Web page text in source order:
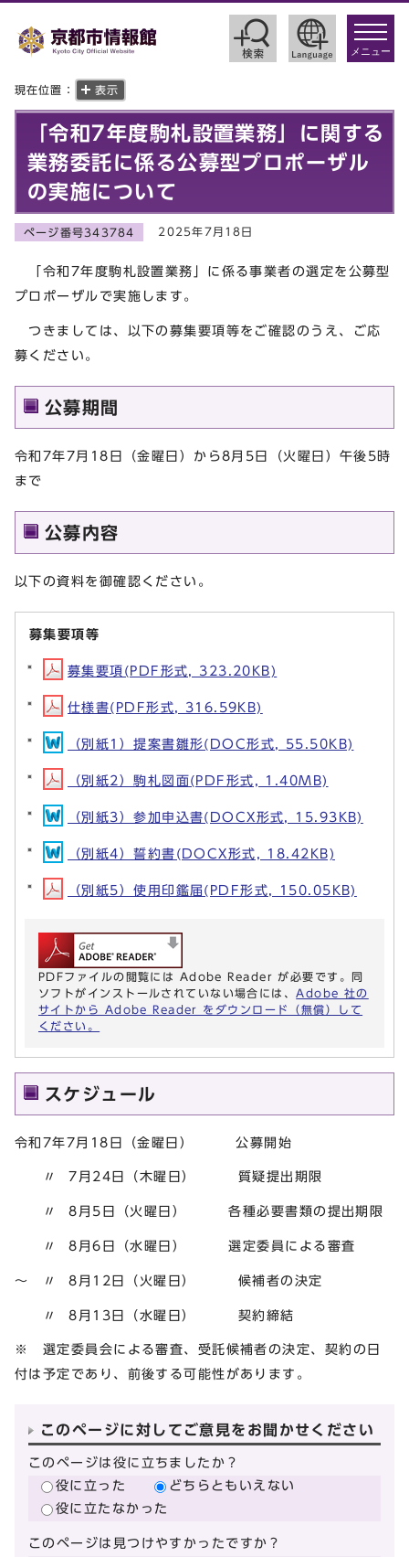
toggle
メニュー
現在位置： 表示
「令和7年度駒札設置業務」に関する
業務委託に係る公募型プロポーザル
の実施について
ページ番号343784 2025年7月18日
「令和7年度駒札設置業務」に係る事業者の選定を公募型
プロポーザルで実施します。
つきましては、以下の募集要項等をご確認のうえ、ご応
募ください。
公募期間
令和7年7月18日（金曜日）から8月5日（火曜日）午後5時
まで
公募内容
以下の資料を御確認ください。
募集要項等
募集要項(PDF形式, 323.20KB)
仕様書(PDF形式, 316.59KB)
（別紙1）提案書雛形(DOC形式, 55.50KB)
（別紙2）駒札図面(PDF形式, 1.40MB)
（別紙3）参加申込書(DOCX形式, 15.93KB)
（別紙4）誓約書(DOCX形式, 18.42KB)
（別紙5）使用印鑑届(PDF形式, 150.05KB)
PDFファイルの閲覧には Adobe Reader が必要です。同
ソフトがインストールされていない場合には、 Adobe 社の
サイトから Adobe Reader をダウンロード（無償）して
ください。
スケジュール
令和7年7月18日（金曜日） 公募開始
〃 7月24日（木曜日） 質疑提出期限
〃 8月5日（火曜日） 各種必要書類の提出期限
〃 8月6日（水曜日） 選定委員による審査
～ 〃 8月12日（火曜日） 候補者の決定
〃 8月13日（水曜日） 契約締結
※ 選定委員会による審査、受託候補者の決定、契約の日
付は予定であり、前後する可能性があります。
このページに対してご意見をお聞かせください
このページは役に立ちましたか？
役に立った
どちらともいえない
役に立たなかった
このページは見つけやすかったですか？